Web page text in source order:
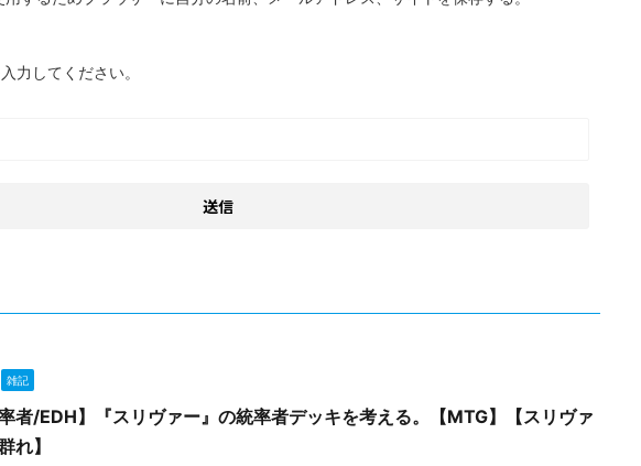
力してください。
雑記
率者/EDH】『スリヴァー』の統率者デッキを考える。【MTG】【スリヴァ
れ】